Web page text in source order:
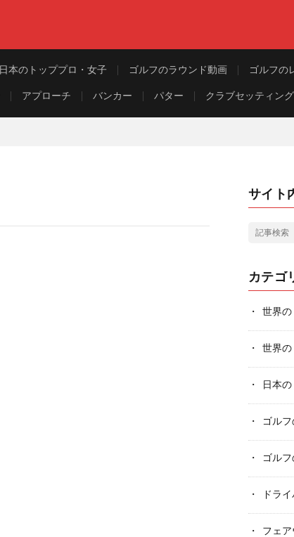
日本のトッププロ・女子 ゴルフのラウンド動画 ゴルフの
アプローチ バンカー パター クラブセッティング
サイト
カテゴ
世界の
世界の
日本
ゴル
ゴル
ドラ
フェ